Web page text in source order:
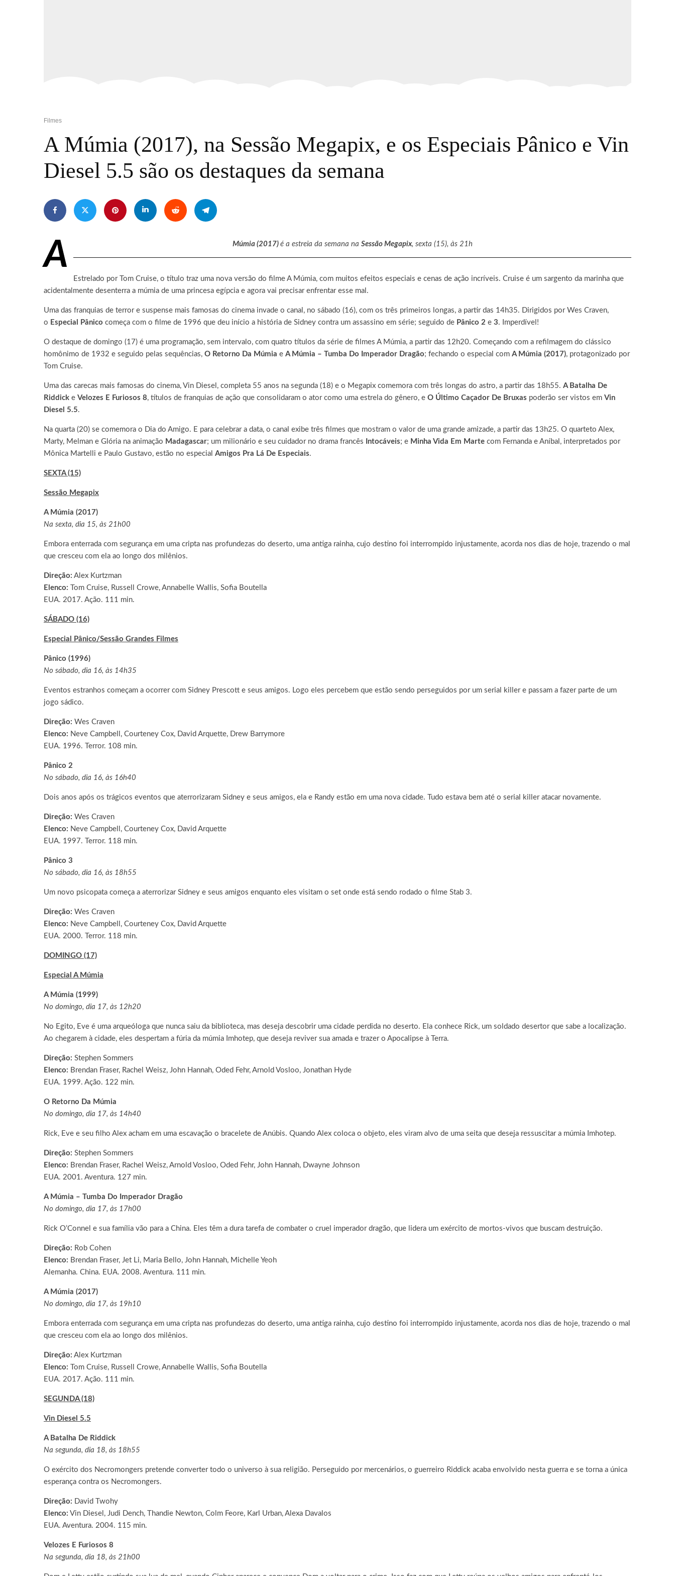
Filmes
A Múmia (2017), na Sessão Megapix, e os Especiais Pânico e Vin
Diesel 5.5 são os destaques da semana
A Múmia (2017) é a estreia da semana na Sessão Megapix, sexta (15), às 21h
Estrelado por Tom Cruise, o título traz uma nova versão do filme A Múmia, com muitos efeitos especiais e cenas de ação incríveis. Cruise é um sargento da marinha que
acidentalmente desenterra a múmia de uma princesa egípcia e agora vai precisar enfrentar esse mal.
Uma das franquias de terror e suspense mais famosas do cinema invade o canal, no sábado (16), com os três primeiros longas, a partir das 14h35. Dirigidos por Wes Craven,
o Especial Pânico começa com o filme de 1996 que deu início a história de Sidney contra um assassino em série; seguido de Pânico 2 e 3. Imperdível!
O destaque de domingo (17) é uma programação, sem intervalo, com quatro títulos da série de filmes A Múmia, a partir das 12h20. Começando com a refilmagem do clássico
homônimo de 1932 e seguido pelas sequências, O Retorno Da Múmia e A Múmia – Tumba Do Imperador Dragão; fechando o especial com A Múmia (2017), protagonizado por
Tom Cruise.
Uma das carecas mais famosas do cinema, Vin Diesel, completa 55 anos na segunda (18) e o Megapix comemora com três longas do astro, a partir das 18h55. A Batalha De
Riddick e Velozes E Furiosos 8, títulos de franquias de ação que consolidaram o ator como uma estrela do gênero, e O Último Caçador De Bruxas poderão ser vistos em Vin
Diesel 5.5.
Na quarta (20) se comemora o Dia do Amigo. E para celebrar a data, o canal exibe três filmes que mostram o valor de uma grande amizade, a partir das 13h25. O quarteto Alex,
Marty, Melman e Glória na animação Madagascar; um milionário e seu cuidador no drama francês Intocáveis; e Minha Vida Em Marte com Fernanda e Aníbal, interpretados por
Mônica Martelli e Paulo Gustavo, estão no especial Amigos Pra Lá De Especiais.
SEXTA (15)
Sessão Megapix
A Múmia (2017)
Na sexta, dia 15, às 21h00
Embora enterrada com segurança em uma cripta nas profundezas do deserto, uma antiga rainha, cujo destino foi interrompido injustamente, acorda nos dias de hoje, trazendo o mal
que cresceu com ela ao longo dos milênios.
Direção: Alex Kurtzman
Elenco: Tom Cruise, Russell Crowe, Annabelle Wallis, Sofia Boutella
EUA. 2017. Ação. 111 min.
SÁBADO (16)
Especial Pânico/Sessão Grandes Filmes
Pânico (1996)
No sábado, dia 16, às 14h35
Eventos estranhos começam a ocorrer com Sidney Prescott e seus amigos. Logo eles percebem que estão sendo perseguidos por um serial killer e passam a fazer parte de um
jogo sádico.
Direção: Wes Craven
Elenco: Neve Campbell, Courteney Cox, David Arquette, Drew Barrymore
EUA. 1996. Terror. 108 min.
Pânico 2
No sábado, dia 16, às 16h40
Dois anos após os trágicos eventos que aterrorizaram Sidney e seus amigos, ela e Randy estão em uma nova cidade. Tudo estava bem até o serial killer atacar novamente.
Direção: Wes Craven
Elenco: Neve Campbell, Courteney Cox, David Arquette
EUA. 1997. Terror. 118 min.
Pânico 3
No sábado, dia 16, às 18h55
Um novo psicopata começa a aterrorizar Sidney e seus amigos enquanto eles visitam o set onde está sendo rodado o filme Stab 3.
Direção: Wes Craven
Elenco: Neve Campbell, Courteney Cox, David Arquette
EUA. 2000. Terror. 118 min.
DOMINGO (17)
Especial A Múmia
A Múmia (1999)
No domingo, dia 17, às 12h20
No Egito, Eve é uma arqueóloga que nunca saiu da biblioteca, mas deseja descobrir uma cidade perdida no deserto. Ela conhece Rick, um soldado desertor que sabe a localização.
Ao chegarem à cidade, eles despertam a fúria da múmia Imhotep, que deseja reviver sua amada e trazer o Apocalipse à Terra.
Direção: Stephen Sommers
Elenco: Brendan Fraser, Rachel Weisz, John Hannah, Oded Fehr, Arnold Vosloo, Jonathan Hyde
EUA. 1999. Ação. 122 min.
O Retorno Da Múmia
No domingo, dia 17, às 14h40
Rick, Eve e seu filho Alex acham em uma escavação o bracelete de Anúbis. Quando Alex coloca o objeto, eles viram alvo de uma seita que deseja ressuscitar a múmia Imhotep.
Direção: Stephen Sommers
Elenco: Brendan Fraser, Rachel Weisz, Arnold Vosloo, Oded Fehr, John Hannah, Dwayne Johnson
EUA. 2001. Aventura. 127 min.
A Múmia – Tumba Do Imperador Dragão
No domingo, dia 17, às 17h00
Rick O’Connel e sua família vão para a China. Eles têm a dura tarefa de combater o cruel imperador dragão, que lidera um exército de mortos-vivos que buscam destruição.
Direção: Rob Cohen
Elenco: Brendan Fraser, Jet Li, Maria Bello, John Hannah, Michelle Yeoh
Alemanha. China. EUA. 2008. Aventura. 111 min.
A Múmia (2017)
No domingo, dia 17, às 19h10
Embora enterrada com segurança em uma cripta nas profundezas do deserto, uma antiga rainha, cujo destino foi interrompido injustamente, acorda nos dias de hoje, trazendo o mal
que cresceu com ela ao longo dos milênios.
Direção: Alex Kurtzman
Elenco: Tom Cruise, Russell Crowe, Annabelle Wallis, Sofia Boutella
EUA. 2017. Ação. 111 min.
SEGUNDA (18)
Vin Diesel 5.5
A Batalha De Riddick
Na segunda, dia 18, às 18h55
O exército dos Necromongers pretende converter todo o universo à sua religião. Perseguido por mercenários, o guerreiro Riddick acaba envolvido nesta guerra e se torna a única
esperança contra os Necromongers.
Direção: David Twohy
Elenco: Vin Diesel, Judi Dench, Thandie Newton, Colm Feore, Karl Urban, Alexa Davalos
EUA. Aventura. 2004. 115 min.
Velozes E Furiosos 8
Na segunda, dia 18, às 21h00